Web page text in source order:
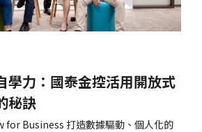
學力：國泰金控活用開放式
秘訣
for Business 打造數據驅動、個人化的